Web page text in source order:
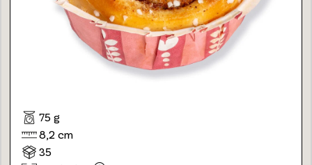
75 g
8,2 cm
35